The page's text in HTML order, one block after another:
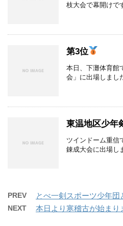
枝大会で幕開けで
第3位
本日、下灘体育館
会」に出場しまし
東温地区少年
ツインドーム重信
錬成大会に出場し
PREV とべ一剣スポーツ少年団
NEXT 本日より寒稽古が始まり